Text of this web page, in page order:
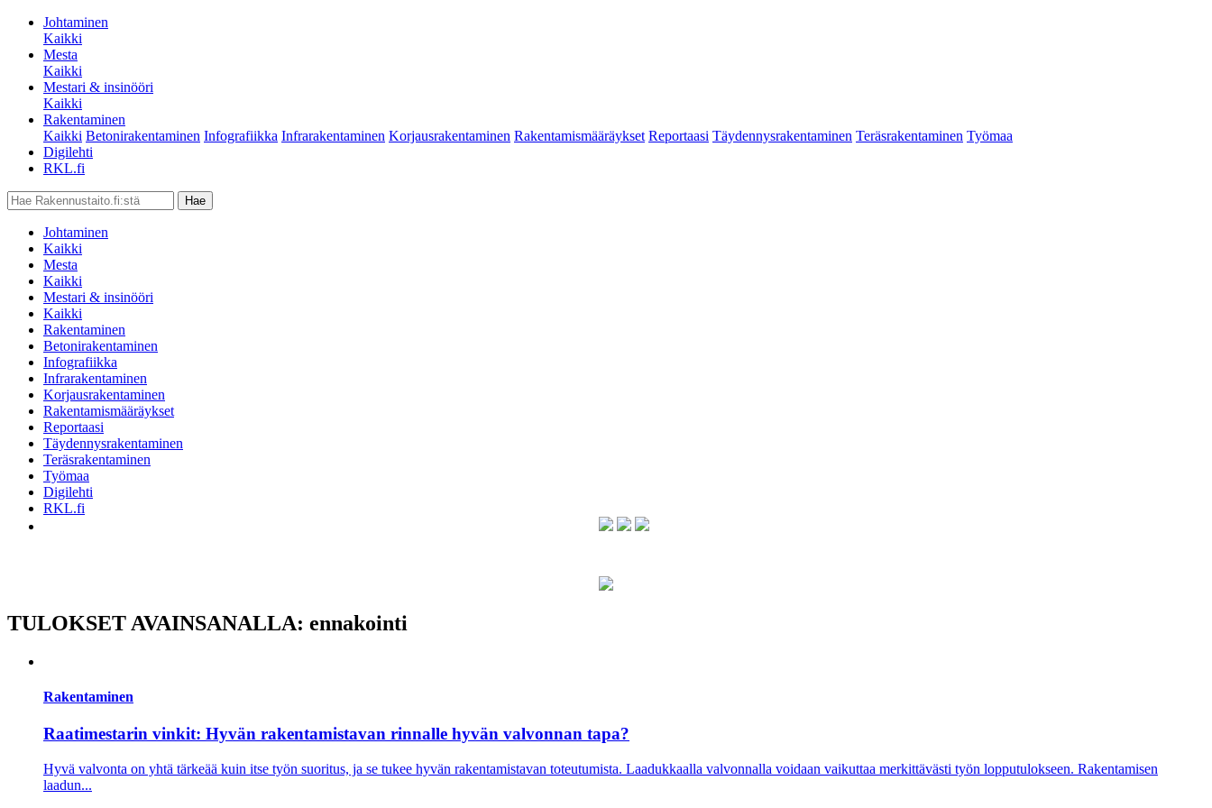
Johtaminen
Kaikki
Mesta
Kaikki
Mestari & insinööri
Kaikki
Rakentaminen
Kaikki Betonirakentaminen Infografiikka Infrarakentaminen Korjausrakentaminen Rakentamismääräykset Reportaasi Täydennysrakentaminen Teräsrakentaminen Työmaa
Digilehti
RKL.fi
Johtaminen
Kaikki
Mesta
Kaikki
Mestari & insinööri
Kaikki
Rakentaminen
Betonirakentaminen
Infografiikka
Infrarakentaminen
Korjausrakentaminen
Rakentamismääräykset
Reportaasi
Täydennysrakentaminen
Teräsrakentaminen
Työmaa
Digilehti
RKL.fi
TULOKSET AVAINSANALLA: ennakointi
Rakentaminen
Raatimestarin vinkit: Hyvän rakentamistavan rinnalle hyvän valvonnan tapa?
Hyvä valvonta on yhtä tärkeää kuin itse työn suoritus, ja se tukee hyvän rakentamistavan toteutumista. Laadukkaalla valvonnalla voidaan vaikuttaa merkittävästi työn lopputulokseen. Rakentamisen
laadun...